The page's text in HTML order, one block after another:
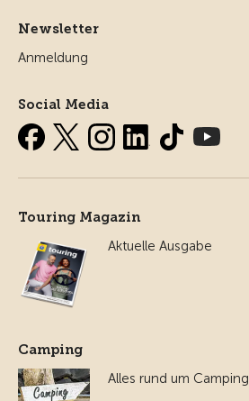
Newsletter
Anmeldung
Social Media
Touring Magazin
Aktuelle Ausgabe
Camping
Alles rund um Camping